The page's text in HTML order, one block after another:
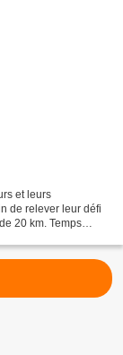
et leurs
de relever leur défi
20 km. Temps